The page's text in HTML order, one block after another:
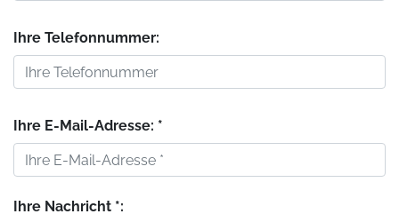
Ihre Telefonnummer:
Ihre E-Mail-Adresse: *
Ihre Nachricht *: